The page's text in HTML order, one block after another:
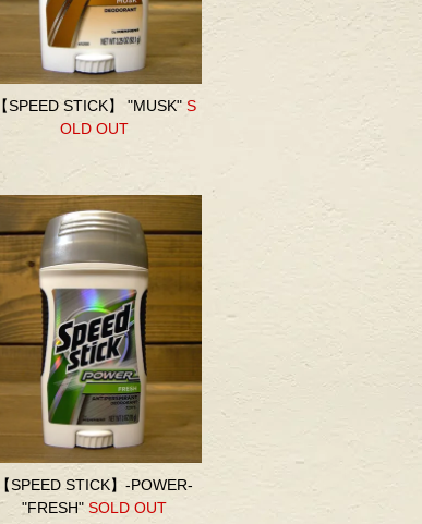
【SPEED STICK】 "MUSK" S
OLD OUT
【SPEED STICK】-POWER-
"FRESH" SOLD OUT